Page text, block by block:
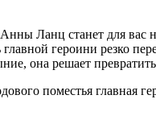
Ланц станет для
героини резко
она решает
поместья главная